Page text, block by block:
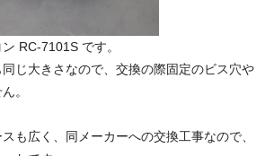
RC-7101S です。
じ大きさなので、交換の際固定のビス穴や
。
も広く、同メーカーへの交換工事なので、